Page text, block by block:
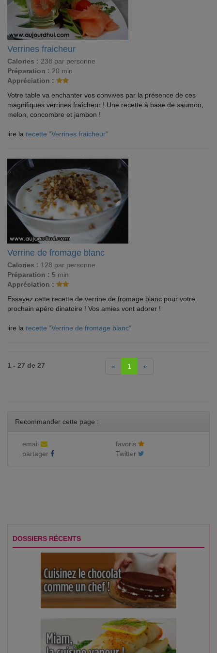
Verrines fraicheur
Calories : 238 par personne
Préparation : 20 min
Appréciation :
Votre table va enchanter vos convives par la présence de ces
magnifiques verrines fraîcheur ! Une recette à base de saumon,
melon, concombre et jambon !
lire la recette "Verrines fraicheur"
Verrine de fromage blanc
Calories : 128 par personne
Préparation : 5 min
Appréciation :
Essayez cette recette de verrine de fromage blanc pour votre
prochain apéro dinatoire ! Vos amies vont adorer !
lire la recette "Verrine de fromage blanc"
1 - 27 de 27 « 1 »
Recommander cette page :
email
favoris
partager
Twitter
DOSSIERS RÉCENTS